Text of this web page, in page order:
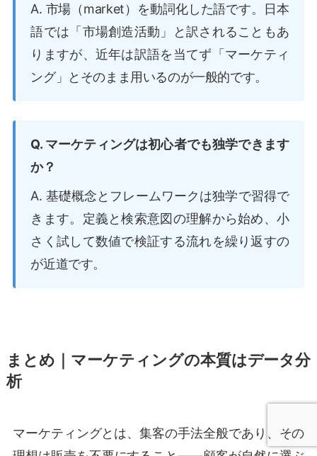
A. 市場（market）を動詞化した語です。日本
語では「市場創造活動」と訳されることもあ
りますが、近年は訳語を当てず「マーケティ
ング」とそのまま用いるのが一般的です。
Q. マーケティングは初心者でも独学できます
か？
A. 基礎概念とフレームワークは独学で習得で
きます。定義と検索意図の理解から始め、小
さく試して数値で検証する流れを繰り返すの
が近道です。
まとめ｜マーケティングの本質はデータ分
析
マーケティングとは、集客の手法全般であり、その